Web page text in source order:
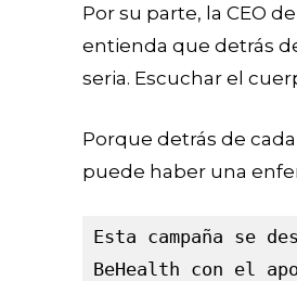
Por su parte, la CEO
entienda que detrás
seria. Escuchar el
Porque detrás de
puede haber una
Esta campaña se
BeHealth con el